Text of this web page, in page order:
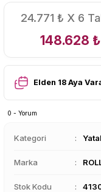
24.771 ₺ X 6
148.628 ₺
Elden 18 Aya
0 - Yorum
Kategori
Marka
Stok Kodu